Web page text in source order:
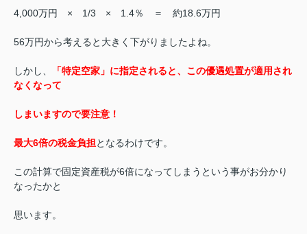
4,000万円 × 1/3 × 1.4％ ＝ 約18.6万円
56万円から考えると大きく下がりましたよね。
しかし、
「特定空家」に指定されると、この優遇処置が適用され
なくなって
しまいますので要注意！
最大6倍の税金負担となるわけです。
この計算で固定資産税が6倍になってしまうという事がお分かり
なったかと
思います。